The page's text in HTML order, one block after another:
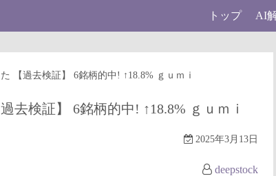
トップ AI
【過去検証】 6銘柄的中! ↑18.8% ｇｕｍｉ
去検証】 6銘柄的中! ↑18.8% ｇｕｍｉ
2025年3月13日
deepstock